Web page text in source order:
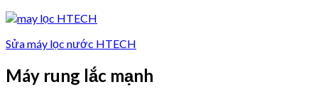
Sửa máy lọc nước HTECH
Máy rung lắc mạnh